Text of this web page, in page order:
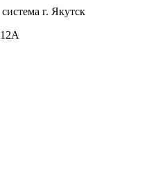
г. Якутск
12А